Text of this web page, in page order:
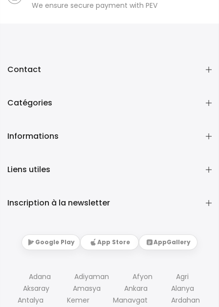
We ensure secure payment with PEV
Contact
Catégories
Informations
Liens utiles
Inscription à la newsletter
Google Play App Store AppGallery
Adana Adiyaman Afyon
Agri
Aksaray
Amasya Ankara
Alanya
Antalya
Kemer Manavgat Ardahan